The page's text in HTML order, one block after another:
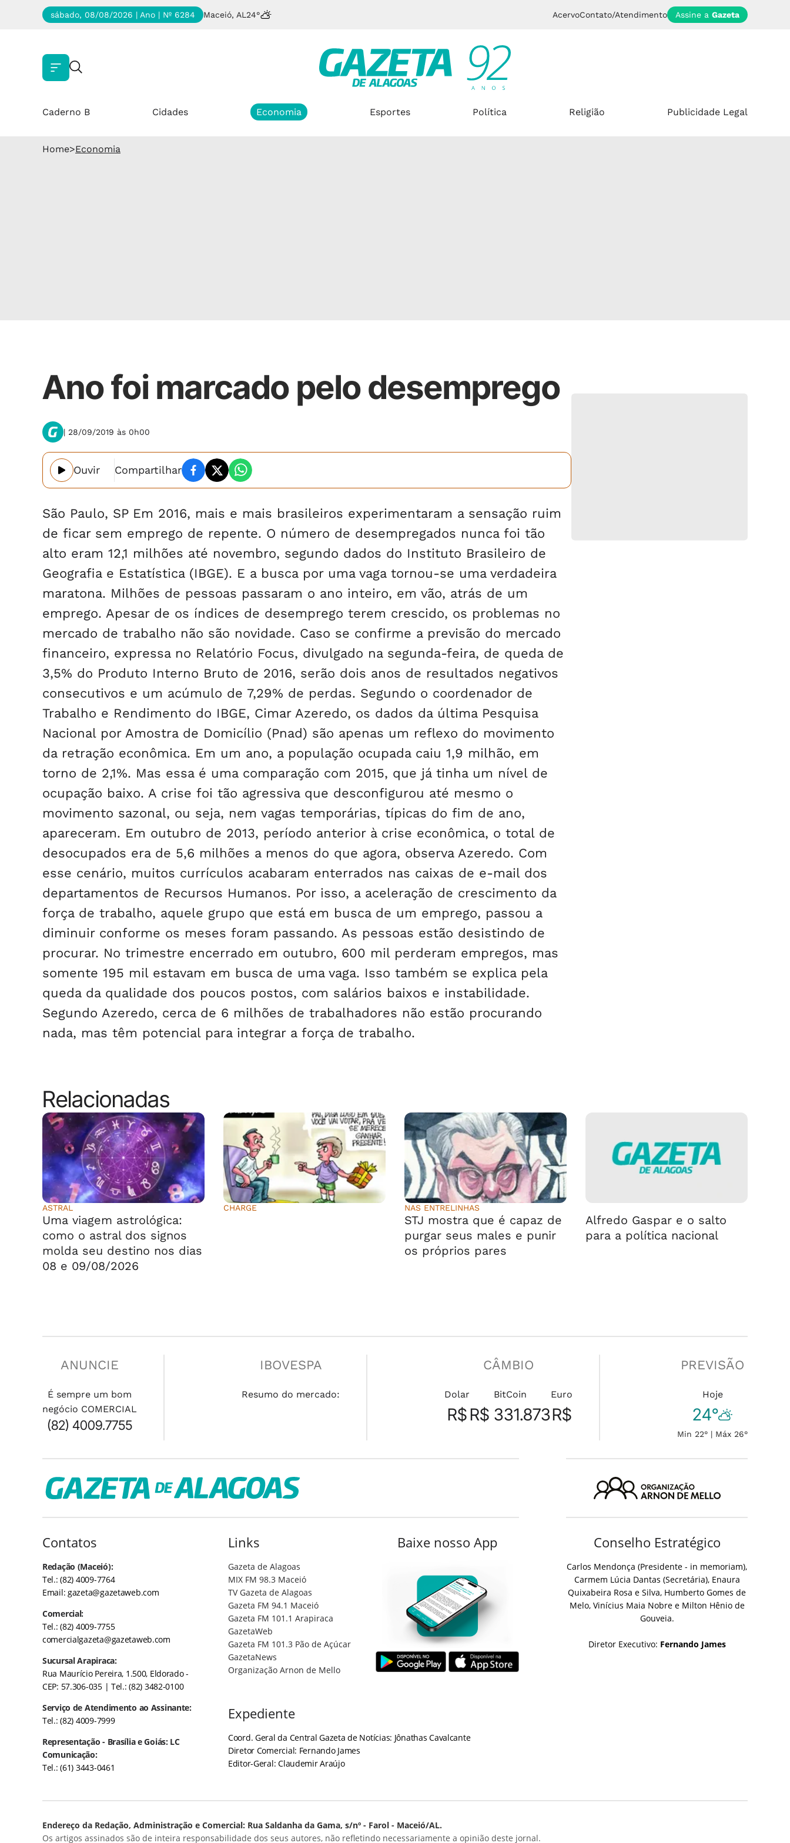
sábado, 08/08/2026 | Ano | Nº 6284 Maceió, AL 24° AcervoContato/Atendimento Assine a Gazeta
Caderno B Cidades Economia Esportes Política Religião Publicidade Legal
Home>Economia
Ano foi marcado pelo desemprego
| 28/09/2019 às 0h00
Ouvir Compartilhar
São Paulo, SP Em 2016, mais e mais brasileiros experimentaram a sensação ruim
de ficar sem emprego de repente. O número de desempregados nunca foi tão
alto eram 12,1 milhões até novembro, segundo dados do Instituto Brasileiro de
Geografia e Estatística (IBGE). E a busca por uma vaga tornou-se uma verdadeira
maratona. Milhões de pessoas passaram o ano inteiro, em vão, atrás de um
emprego. Apesar de os índices de desemprego terem crescido, os problemas no
mercado de trabalho não são novidade. Caso se confirme a previsão do mercado
financeiro, expressa no Relatório Focus, divulgado na segunda-feira, de queda de
3,5% do Produto Interno Bruto de 2016, serão dois anos de resultados negativos
consecutivos e um acúmulo de 7,29% de perdas. Segundo o coordenador de
Trabalho e Rendimento do IBGE, Cimar Azeredo, os dados da última Pesquisa
Nacional por Amostra de Domicílio (Pnad) são apenas um reflexo do movimento
da retração econômica. Em um ano, a população ocupada caiu 1,9 milhão, em
torno de 2,1%. Mas essa é uma comparação com 2015, que já tinha um nível de
ocupação baixo. A crise foi tão agressiva que desconfigurou até mesmo o
movimento sazonal, ou seja, nem vagas temporárias, típicas do fim de ano,
apareceram. Em outubro de 2013, período anterior à crise econômica, o total de
desocupados era de 5,6 milhões a menos do que agora, observa Azeredo. Com
esse cenário, muitos currículos acabaram enterrados nas caixas de e-mail dos
departamentos de Recursos Humanos. Por isso, a aceleração de crescimento da
força de trabalho, aquele grupo que está em busca de um emprego, passou a
diminuir conforme os meses foram passando. As pessoas estão desistindo de
procurar. No trimestre encerrado em outubro, 600 mil perderam empregos, mas
somente 195 mil estavam em busca de uma vaga. Isso também se explica pela
queda da qualidade dos poucos postos, com salários baixos e instabilidade.
Segundo Azeredo, cerca de 6 milhões de trabalhadores não estão procurando
nada, mas têm potencial para integrar a força de trabalho.
Relacionadas
ASTRAL
Uma viagem astrológica:
como o astral dos signos
molda seu destino nos dias
08 e 09/08/2026
CHARGE NAS ENTRELINHAS
STJ mostra que é capaz de
purgar seus males e punir
os próprios pares
Alfredo Gaspar e o salto
para a política nacional
ANUNCIE
É sempre um bom
negócio COMERCIAL
(82) 4009.7755
IBOVESPA
Resumo do mercado:
CÂMBIO
Dolar
R$
BitCoin
R$ 331.873
Euro
R$
PREVISÃO
Hoje
24°
Min 22° | Máx 26°
Contatos
Redação (Maceió):
Tel.: (82) 4009-7764
Email:gazeta@gazetaweb.com
Comercial:
Tel.: (82) 4009-7755
comercialgazeta@gazetaweb.com
Sucursal Arapiraca:
Rua Maurício Pereira, 1.500, Eldorado -
CEP: 57.306-035 | Tel.: (82) 3482-0100
Serviço de Atendimento ao Assinante:
Tel.: (82) 4009-7999
Representação - Brasília e Goiás: LC
Comunicação:
Tel.: (61) 3443-0461
Links
Gazeta de Alagoas
MIX FM 98.3 Maceió
TV Gazeta de Alagoas
Gazeta FM 94.1 Maceió
Gazeta FM 101.1 Arapiraca
GazetaWeb
Gazeta FM 101.3 Pão de Açúcar
GazetaNews
Organização Arnon de Mello
Expediente
Coord. Geral da Central Gazeta de Notícias: Jônathas Cavalcante
Diretor Comercial: Fernando James
Editor-Geral: Claudemir Araújo
Baixe nosso App Conselho Estratégico
Carlos Mendonça (Presidente - in memoriam),
Carmem Lúcia Dantas (Secretária), Enaura
Quixabeira Rosa e Silva, Humberto Gomes de
Melo, Vinícius Maia Nobre e Milton Hênio de
Gouveia.
Diretor Executivo: Fernando James
Endereço da Redação, Administração e Comercial: Rua Saldanha da Gama, s/nº - Farol - Maceió/AL.
Os artigos assinados são de inteira responsabilidade dos seus autores, não refletindo necessariamente a opinião deste jornal.